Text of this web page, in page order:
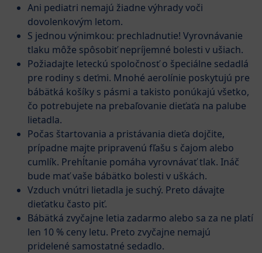
Ani pediatri nemajú žiadne výhrady voči
dovolenkovým letom.
S jednou výnimkou: prechladnutie! Vyrovnávanie
tlaku môže spôsobiť nepríjemné bolesti v ušiach.
Požiadajte leteckú spoločnosť o špeciálne sedadlá
pre rodiny s deťmi. Mnohé aerolínie poskytujú pre
bábätká košíky s pásmi a takisto ponúkajú všetko,
čo potrebujete na prebaľovanie dieťaťa na palube
lietadla.
Počas štartovania a pristávania dieťa dojčite,
prípadne majte pripravenú fľašu s čajom alebo
cumlík. Prehĺtanie pomáha vyrovnávať tlak. Ináč
bude mať vaše bábätko bolesti v uškách.
Vzduch vnútri lietadla je suchý. Preto dávajte
dieťatku často piť.
Bábätká zvyčajne letia zadarmo alebo sa za ne platí
len 10 % ceny letu. Preto zvyčajne nemajú
pridelené samostatné sedadlo.